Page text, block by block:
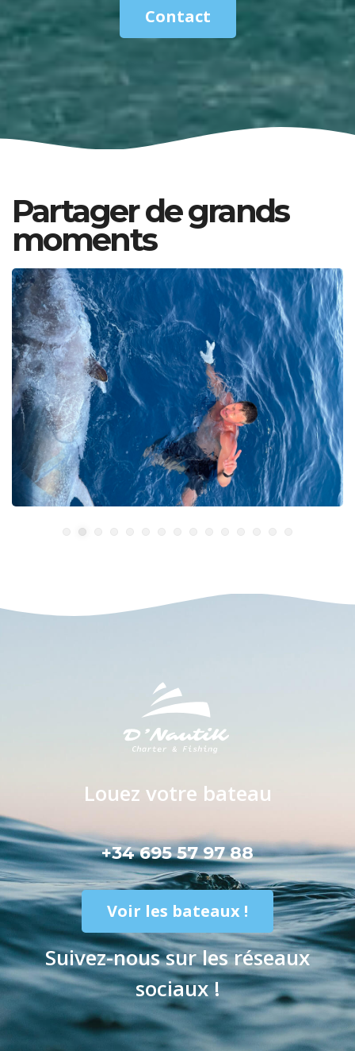
Contact
Partager de grands
moments
Louez votre bateau
+34 695 57 97 88
Voir les bateaux !
Suivez-nous sur les réseaux
sociaux !